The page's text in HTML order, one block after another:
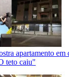
apartamento em
teto caiu"